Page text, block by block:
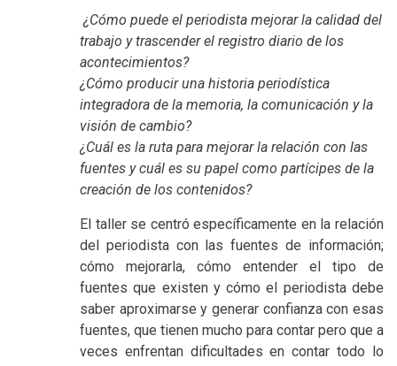
¿Cómo puede el periodista mejorar la calidad del
trabajo y trascender el registro diario de los
acontecimientos?
¿Cómo producir una historia periodística
integradora de la memoria, la comunicación y la
visión de cambio?
¿Cuál es la ruta para mejorar la relación con las
fuentes y cuál es su papel como partícipes de la
creación de los contenidos?
El taller se centró específicamente en la relación
del periodista con las fuentes de información;
cómo mejorarla, cómo entender el tipo de
fuentes que existen y cómo el periodista debe
saber aproximarse y generar confianza con esas
fuentes, que tienen mucho para contar pero que a
veces enfrentan dificultades en contar todo lo